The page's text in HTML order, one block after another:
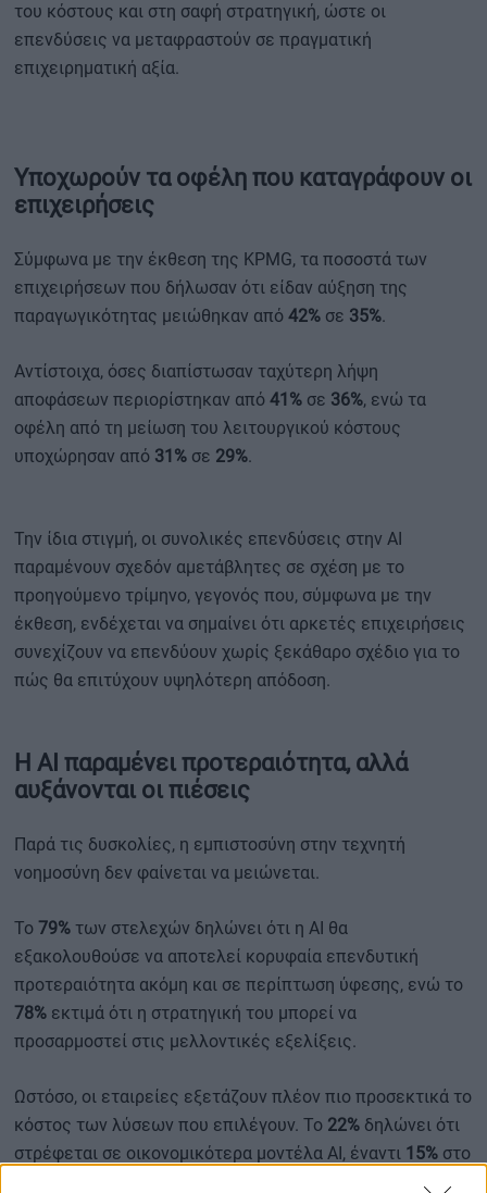
του κόστους και στη σαφή στρατηγική, ώστε οι
επενδύσεις να μεταφραστούν σε πραγματική
επιχειρηματική αξία.
Υποχωρούν τα οφέλη που καταγράφουν οι
επιχειρήσεις
Σύμφωνα με την έκθεση της KPMG, τα ποσοστά των
επιχειρήσεων που δήλωσαν ότι είδαν αύξηση της
παραγωγικότητας μειώθηκαν από 42% σε 35%.
Αντίστοιχα, όσες διαπίστωσαν ταχύτερη λήψη
αποφάσεων περιορίστηκαν από 41% σε 36%, ενώ τα
οφέλη από τη μείωση του λειτουργικού κόστους
υποχώρησαν από 31% σε 29%.
Την ίδια στιγμή, οι συνολικές επενδύσεις στην AI
παραμένουν σχεδόν αμετάβλητες σε σχέση με το
προηγούμενο τρίμηνο, γεγονός που, σύμφωνα με την
έκθεση, ενδέχεται να σημαίνει ότι αρκετές επιχειρήσεις
συνεχίζουν να επενδύουν χωρίς ξεκάθαρο σχέδιο για το
πώς θα επιτύχουν υψηλότερη απόδοση.
Η AI παραμένει προτεραιότητα, αλλά
αυξάνονται οι πιέσεις
Παρά τις δυσκολίες, η εμπιστοσύνη στην τεχνητή
νοημοσύνη δεν φαίνεται να μειώνεται.
Το 79% των στελεχών δηλώνει ότι η AI θα
εξακολουθούσε να αποτελεί κορυφαία επενδυτική
προτεραιότητα ακόμη και σε περίπτωση ύφεσης, ενώ το
78% εκτιμά ότι η στρατηγική του μπορεί να
προσαρμοστεί στις μελλοντικές εξελίξεις.
Ωστόσο, οι εταιρείες εξετάζουν πλέον πιο προσεκτικά το
κόστος των λύσεων που επιλέγουν. Το 22% δηλώνει ότι
στρέφεται σε οικονομικότερα μοντέλα AI, έναντι 15% στο
προηγούμενο τρίμηνο, ενώ σχεδόν οι μισές επιχειρήσεις